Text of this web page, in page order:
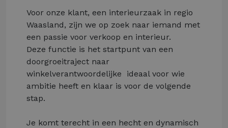
Voor onze klant, een interieurzaak in regio
Waasland, zijn we op zoek naar iemand met
een passie voor verkoop en interieur.
Deze functie is het startpunt van een
doorgroeitraject naar
winkelverantwoordelijke ­ ideaal voor wie
ambitie heeft en klaar is voor de volgende
stap.
Je komt terecht in een hecht en dynamisch